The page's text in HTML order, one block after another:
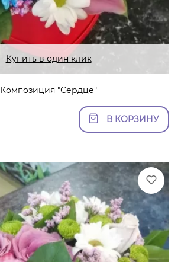
Купить в один клик
Композиция "Сердце"
В КОРЗИНУ